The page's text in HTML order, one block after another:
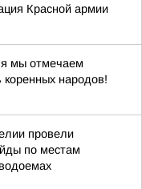
Красной армии
мы отмечаем
народов!
провели
по местам